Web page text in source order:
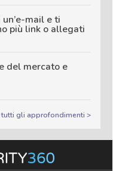
mail e ti
più link o allegati
del mercato e
tutti gli approfondimenti >